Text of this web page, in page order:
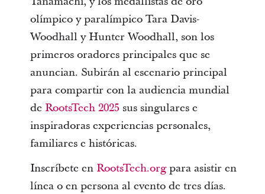
olímpico y paralímpico Tara Davis-
Woodhall y Hunter Woodhall, son los
primeros oradores principales que se
anuncian. Subirán al escenario principal
para compartir con la audiencia mundial
de RootsTech 2025sus singulares e
inspiradoras experiencias personales,
familiares e históricas.
Inscríbete en RootsTech.orgpara asistir en
línea o en persona al evento de tres días.